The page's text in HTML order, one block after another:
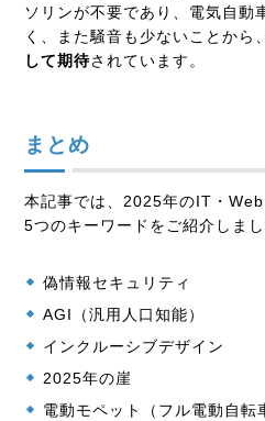
ソリンが不要であり、電気自動
く、また騒音も少ないことから
して期待されています。
まとめ
本記事では、2025年のIT・
5つのキーワードをご紹介しまし
偽情報セキュリティ
AGI（汎用人口知能）
インクルーシブデザイン
2025年の崖
電動モペット（フル電動自転